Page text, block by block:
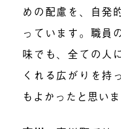
めの配慮を、自発
っています。職員
味でも、全ての人
くれる広がりを持
もよかったと思いま